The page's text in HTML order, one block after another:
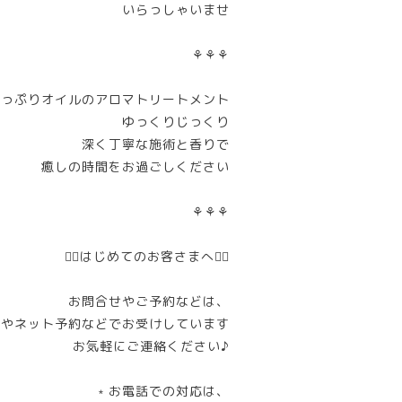
いらっしゃいませ
⚘⚘⚘
ぷりオイルのアロマトリートメント
ゆっくりじっくり
深く丁寧な施術と香りで
癒しの時間をお過ごしください
⚘⚘⚘
❁⃘はじめてのお客さまへ❁⃘
お問合せやご予約などは、
ネット予約などでお受けしています
お気軽にご連絡ください♪
﹡お電話での対応は、